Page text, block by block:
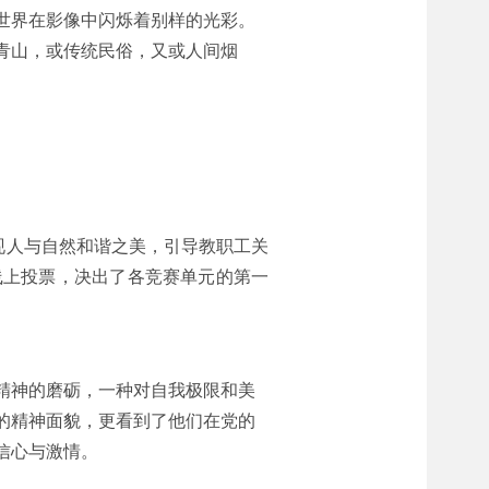
在影像中闪烁着别样的光彩。
山，或传统民俗，又或人间烟
与自然和谐之美，引导教职工关
投票，决出了各竞赛单元的第一
神的磨砺，一种对自我极限和美
精神面貌，更看到了他们在党的
与激情。